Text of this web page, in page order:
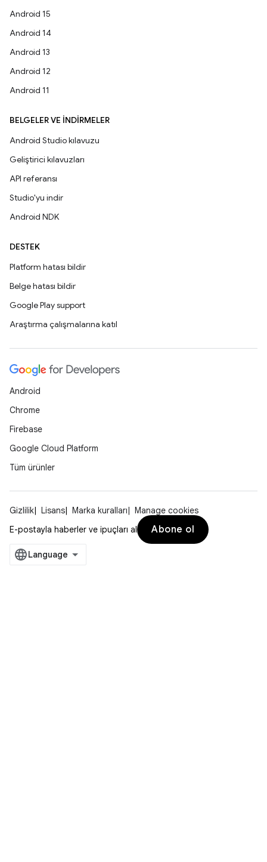
Android 15
Android 14
Android 13
Android 12
Android 11
BELGELER VE İNDIRMELER
Android Studio kılavuzu
Geliştirici kılavuzları
API referansı
Studio'yu indir
Android NDK
DESTEK
Platform hatası bildir
Belge hatası bildir
Google Play support
Araştırma çalışmalarına katıl
Android
Chrome
Firebase
Google Cloud Platform
Tüm ürünler
Gizlilik Lisans Marka kuralları
Manage cookies
E-postayla haberler ve ipuçları al
Abone ol